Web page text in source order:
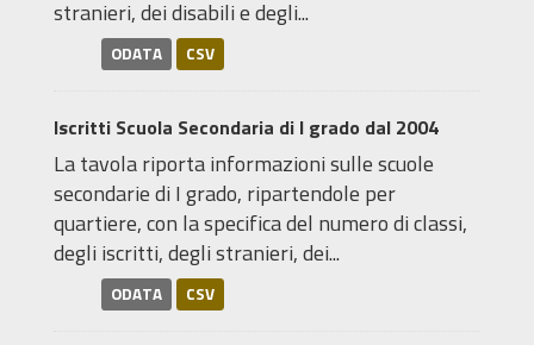
stranieri, dei disabili e degli...
ODATA CSV
Iscritti Scuola Secondaria di I grado dal 2004
La tavola riporta informazioni sulle scuole
secondarie di I grado, ripartendole per
quartiere, con la specifica del numero di classi,
degli iscritti, degli stranieri, dei...
ODATA CSV